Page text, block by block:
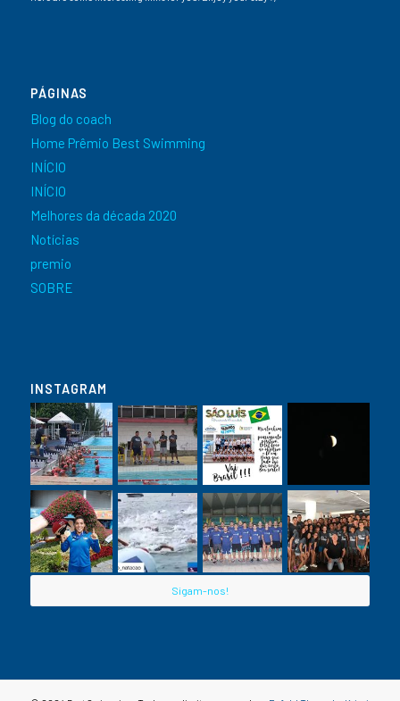
PÁGINAS
Blog do coach
Home Prêmio Best Swimming
INÍCIO
INÍCIO
Melhores da década 2020
Notícias
premio
SOBRE
INSTAGRAM
Sigam-nos!